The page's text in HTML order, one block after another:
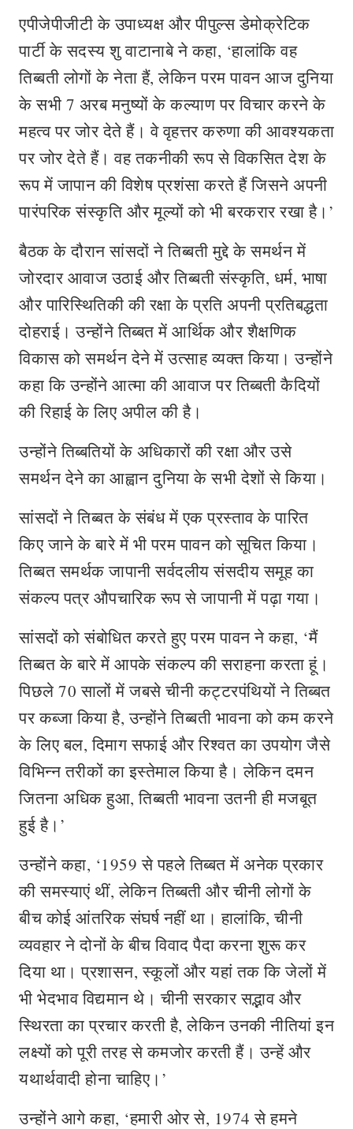
एपीजेपीजीटी के उपाध्यक्ष और पीपुल्स डेमोक्रेटिक
पार्टी के सदस्य शु वाटानाबे ने कहा, ‘हालांकि वह
तिब्बती लोगों के नेता हैं, लेकिन परम पावन आज दुनिया
के सभी 7 अरब मनुष्यों के कल्याण पर विचार करने के
महत्व पर जोर देते हैं। वे वृहत्तर करुणा की आवश्यकता
पर जोर देते हैं। वह तकनीकी रूप से विकसित देश के
रूप में जापान की विशेष प्रशंसा करते हैं जिसने अपनी
पारंपरिक संस्कृति और मूल्यों को भी बरकरार रखा है।’
बैठक के दौरान सांसदों ने तिब्बती मुद्दे के समर्थन में
जोरदार आवाज उठाई और तिब्बती संस्कृति, धर्म, भाषा
और पारिस्थितिकी की रक्षा के प्रति अपनी प्रतिबद्धता
दोहराई। उन्होंने तिब्बत में आर्थिक और शैक्षणिक
विकास को समर्थन देने में उत्साह व्यक्त किया। उन्होंने
कहा कि उन्होंने आत्मा की आवाज पर तिब्बती कैदियों
की रिहाई के लिए अपील की है।
उन्होंने तिब्बतियों के अधिकारों की रक्षा और उसे
समर्थन देने का आह्वान दुनिया के सभी देशों से किया।
सांसदों ने तिब्बत के संबंध में एक प्रस्ताव के पारित
किए जाने के बारे में भी परम पावन को सूचित किया।
तिब्बत समर्थक जापानी सर्वदलीय संसदीय समूह का
संकल्प पत्र औपचारिक रूप से जापानी में पढ़ा गया।
सांसदों को संबोधित करते हुए परम पावन ने कहा, ‘मैं
तिब्बत के बारे में आपके संकल्प की सराहना करता हूं।
पिछले 70 सालों में जबसे चीनी कट्टरपंथियों ने तिब्बत
पर कब्जा किया है, उन्होंने तिब्बती भावना को कम करने
के लिए बल, दिमाग सफाई और रिश्वत का उपयोग जैसे
विभिन्न तरीकों का इस्तेमाल किया है। लेकिन दमन
जितना अधिक हुआ, तिब्बती भावना उतनी ही मजबूत
हुई है।’
उन्होंने कहा, ‘1959 से पहले तिब्बत में अनेक प्रकार
की समस्याएं थीं, लेकिन तिब्बती और चीनी लोगों के
बीच कोई आंतरिक संघर्ष नहीं था। हालांकि, चीनी
व्यवहार ने दोनों के बीच विवाद पैदा करना शुरू कर
दिया था। प्रशासन, स्कूलों और यहां तक कि जेलों में
भी भेदभाव विद्यमान थे। चीनी सरकार सद्भाव और
स्थिरता का प्रचार करती है, लेकिन उनकी नीतियां इन
लक्ष्यों को पूरी तरह से कमजोर करती हैं। उन्हें और
यथार्थवादी होना चाहिए।’
उन्होंने आगे कहा, ‘हमारी ओर से, 1974 से हमने